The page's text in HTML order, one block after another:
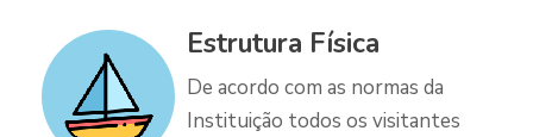
Estrutura Física
De acordo com as normas da
Instituição todos os visitantes